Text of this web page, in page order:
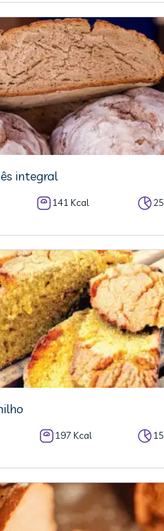
integral
141 Kcal 25
197 Kcal 15